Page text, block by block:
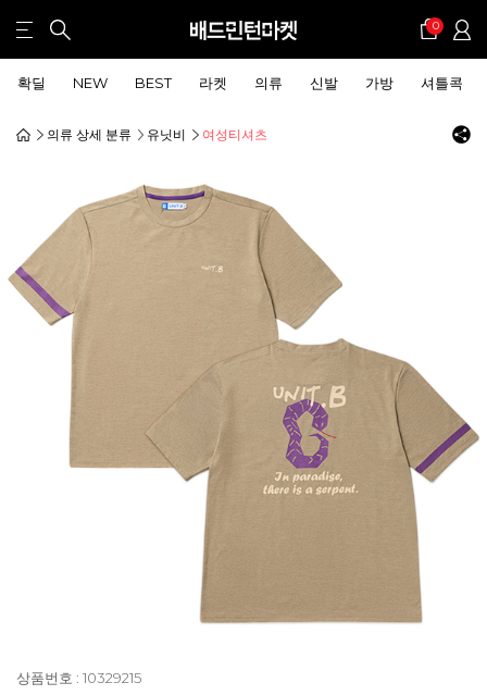
0
확딜 NEW BEST 라켓 의류 신발 가방 셔틀콕
의류 상세 분류 유닛비 여성티셔츠
상품번호 : 10329215